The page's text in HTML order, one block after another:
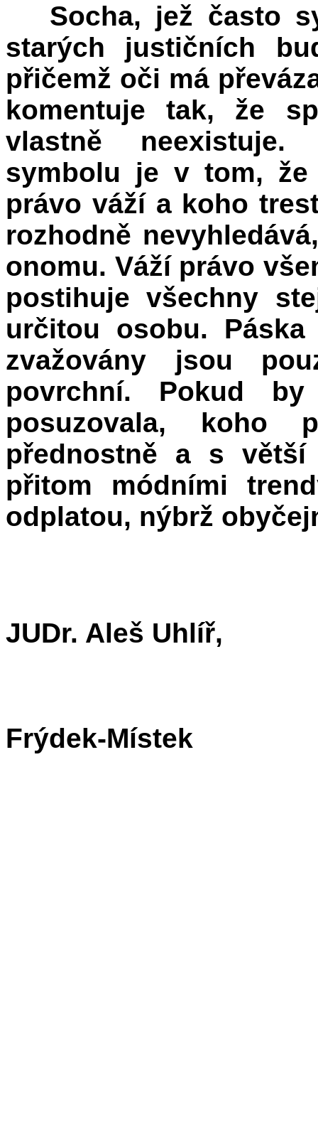
Socha, jež často
starých justičních
přičemž oči má
komentuje tak, že
vlastně
symbolu je v tom, že
právo váží a koho
rozhodně
onomu. Váží právo
postihuje všechny
určitou osobu.
zvažovány jsou
povrchní. Pokud
posuzovala, koho
přednostně a s
přitom módními
odplatou, nýbrž
JUDr. Aleš Uhlíř,
Frýdek-Místek